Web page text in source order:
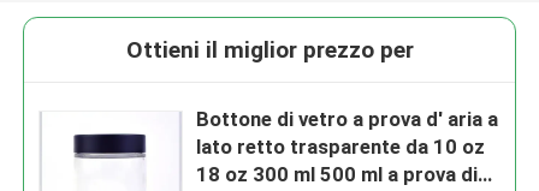
Ottieni il miglior prezzo per
Bottone di vetro a prova d' aria a
lato retto trasparente da 10 oz
18 oz 300 ml 500 ml a prova di